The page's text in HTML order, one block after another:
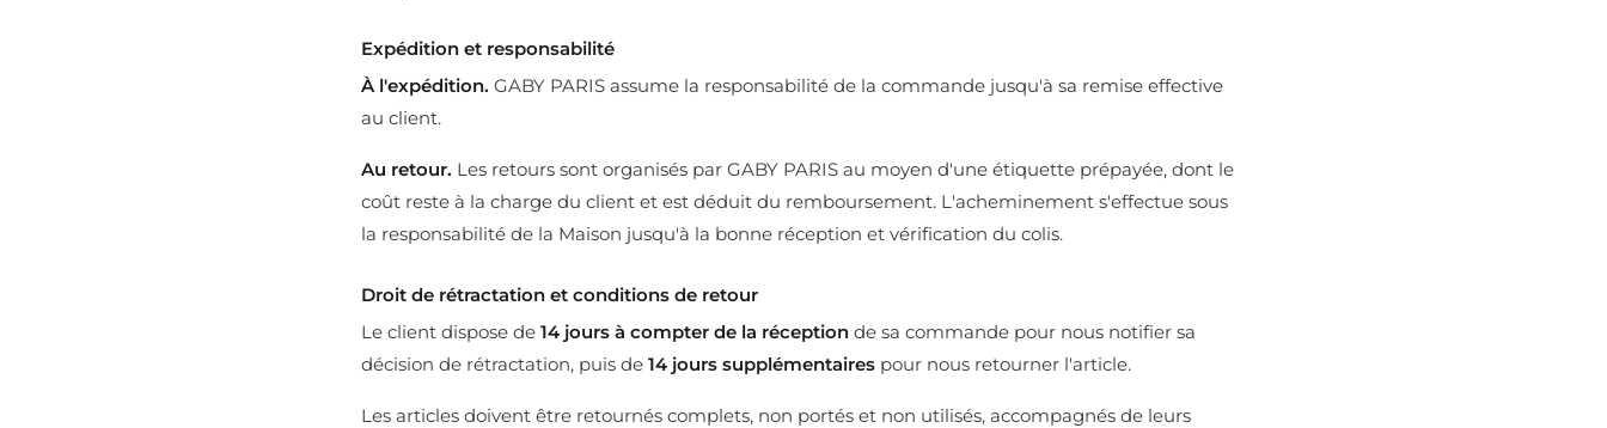
Expédition et responsabilité
À l'expédition. GABY PARIS assume la responsabilité de la commande jusqu'à sa remise effective
au client.
Au retour. Les retours sont organisés par GABY PARIS au moyen d'une étiquette prépayée, dont le
coût reste à la charge du client et est déduit du remboursement. L'acheminement s'effectue sous
la responsabilité de la Maison jusqu'à la bonne réception et vérification du colis.
Droit de rétractation et conditions de retour
Le client dispose de 14 jours à compter de la réception de sa commande pour nous notifier sa
décision de rétractation, puis de 14 jours supplémentaires pour nous retourner l'article.
Les articles doivent être retournés complets, non portés et non utilisés, accompagnés de leurs